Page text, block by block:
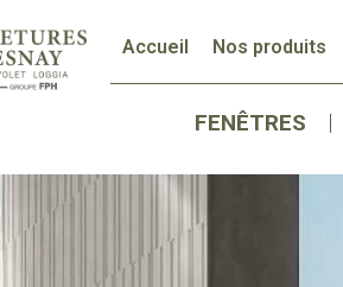
Accueil Nos produits
FENÊTRES